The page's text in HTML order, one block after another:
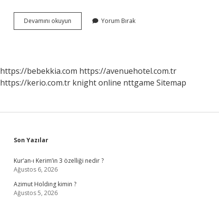
Devamını okuyun
Kili
Yorum Bırak
https://bebekkia.com https://avenuehotel.com.tr
https://kerio.com.tr knight online nttgame Sitemap
Sidebar
Son Yazılar
Kur’an-ı Kerim’in 3 özelliği nedir ?
Ağustos 6, 2026
Azimut Holding kimin ?
Ağustos 5, 2026